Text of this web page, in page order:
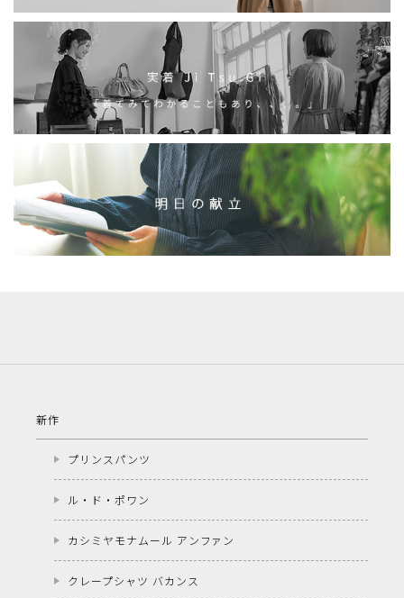
新作
プリンスパンツ
ル・ド・ポワン
カシミヤモナムール アンファン
クレープシャツ バカンス